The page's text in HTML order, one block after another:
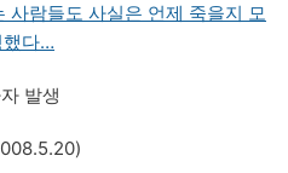
사람들도 사실은 언제 죽을지 모
했다…
발생